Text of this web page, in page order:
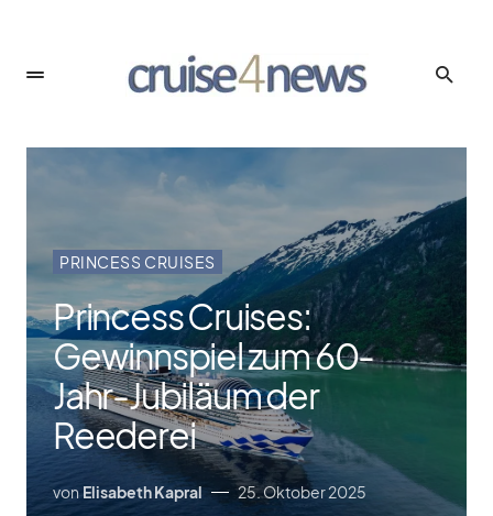
PRINCESS CRUISES
Princess Cruises:
Gewinnspiel zum 60-
Jahr-Jubiläum der
Reederei
von Elisabeth Kapral 25. Oktober 2025